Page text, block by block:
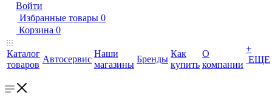
Войти
Избранные товары 0
Корзина 0
Каталог
товаров
Автосервис
Наши
магазины
Бренды
Как
купить
О
компании
+
ЕЩЕ